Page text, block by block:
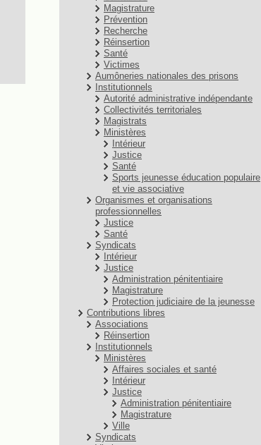
Magistrature
Prévention
Recherche
Réinsertion
Santé
Victimes
Aumôneries nationales des prisons
Institutionnels
Autorité administrative indépendante
Collectivités territoriales
Magistrats
Ministères
Intérieur
Justice
Santé
Sports jeunesse éducation populaire
et vie associative
Organismes et organisations
professionnelles
Justice
Santé
Syndicats
Intérieur
Justice
Administration pénitentiaire
Magistrature
Protection judiciaire de la jeunesse
Contributions libres
Associations
Réinsertion
Institutionnels
Ministères
Affaires sociales et santé
Intérieur
Justice
Administration pénitentiaire
Magistrature
Ville
Syndicats